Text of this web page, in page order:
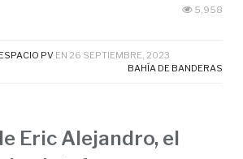
5,958
PV EN 26 SEPTIEMBRE, 2023
BAHÍA DE BANDERAS
Eric Alejandro, el